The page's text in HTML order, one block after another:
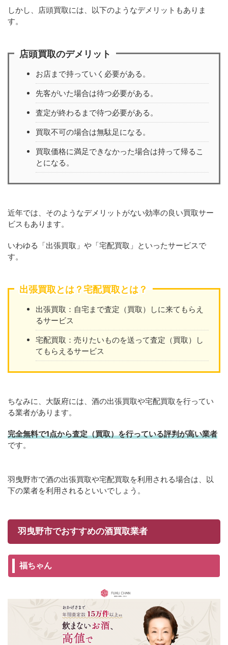
しかし、店頭買取には、以下のようなデメリットもありま
す。
店頭買取のデメリット
お店まで持っていく必要がある。
先客がいた場合は待つ必要がある。
査定が終わるまで待つ必要がある。
買取不可の場合は無駄足になる。
買取価格に満足できなかった場合は持って帰るこ
とになる。
近年では、そのようなデメリットがない効率の良い買取サー
ビスもあります。
いわゆる「出張買取」や「宅配買取」といったサービスで
す。
出張買取とは？宅配買取とは？
出張買取：自宅まで査定（買取）しに来てもらえ
るサービス
宅配買取：売りたいものを送って査定（買取）し
てもらえるサービス
ちなみに、大阪府には、酒の出張買取や宅配買取を行ってい
る業者があります。
完全無料で1点から査定（買取）を行っている評判が高い業者
です。
羽曳野市で酒の出張買取や宅配買取を利用される場合は、以
下の業者を利用されるといいでしょう。
羽曳野市でおすすめの酒買取業者
福ちゃん